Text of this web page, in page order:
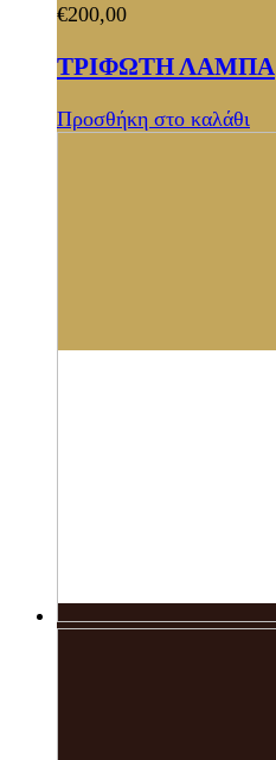
€200,00
ΤΡΙΦΩΤΗ ΛΑΜΠΑ
Προσθήκη στο καλάθι